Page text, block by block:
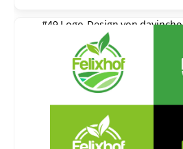
#49 Logo-Design von davincho